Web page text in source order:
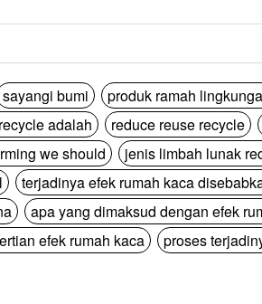
sayangi bumi produk ramah
adalah
reduce reuse recycle
we should
jenis limbah lunak
terjadinya efek rumah kaca
apa yang dimaksud dengan efek
efek rumah kaca
proses